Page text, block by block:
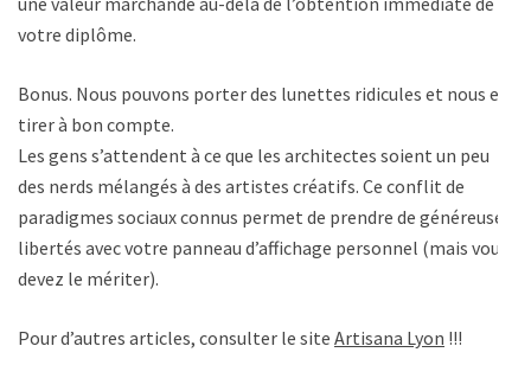
votre diplôme.
Bonus. Nous pouvons porter des lunettes ridicules et nous en
tirer à bon compte.
Les gens s’attendent à ce que les architectes soient un peu
des nerds mélangés à des artistes créatifs. Ce conflit de
paradigmes sociaux connus permet de prendre de généreuses
libertés avec votre panneau d’affichage personnel (mais vous
devez le mériter).
Pour d’autres articles, consulter le site Artisana Lyon !!!